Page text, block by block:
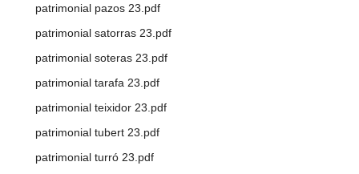
patrimonial pazos 23.pdf
patrimonial satorras 23.pdf
patrimonial soteras 23.pdf
patrimonial tarafa 23.pdf
patrimonial teixidor 23.pdf
patrimonial tubert 23.pdf
patrimonial turró 23.pdf